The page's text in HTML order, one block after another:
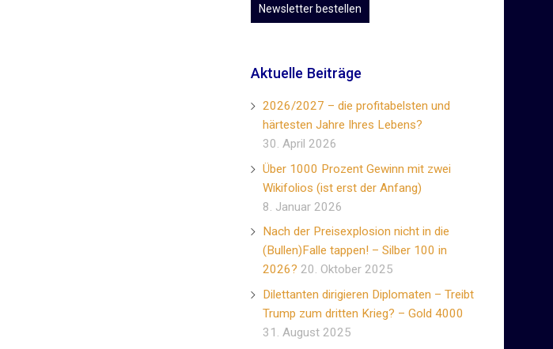
Aktuelle Beiträge
2026/2027 – die profitabelsten und
härtesten Jahre Ihres Lebens?
30. April 2026
Über 1000 Prozent Gewinn mit zwei
Wikifolios (ist erst der Anfang)
8. Januar 2026
Nach der Preisexplosion nicht in die
(Bullen)Falle tappen! – Silber 100 in
2026? 20. Oktober 2025
Dilettanten dirigieren Diplomaten – Treibt
Trump zum dritten Krieg? – Gold 4000
31. August 2025